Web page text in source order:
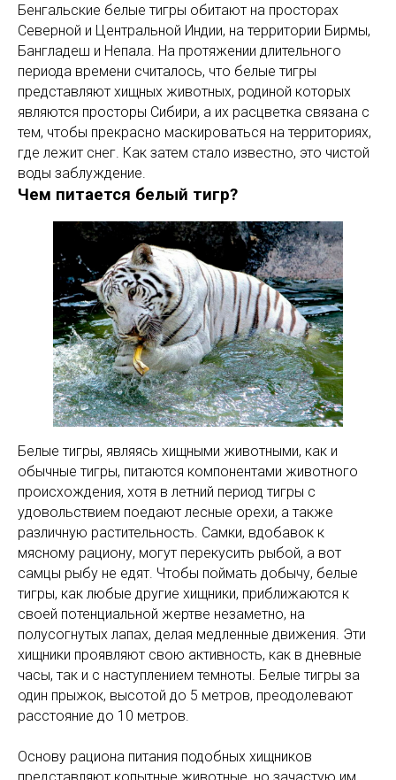
Бенгальские белые тигры обитают на просторах
Северной и Центральной Индии, на территории Бирмы,
Бангладеш и Непала. На протяжении длительного
периода времени считалось, что белые тигры
представляют хищных животных, родиной которых
являются просторы Сибири, а их расцветка связана с
тем, чтобы прекрасно маскироваться на территориях,
где лежит снег. Как затем стало известно, это чистой
воды заблуждение.
Чем питается белый тигр?
Белые тигры, являясь хищными животными, как и
обычные тигры, питаются компонентами животного
происхождения, хотя в летний период тигры с
удовольствием поедают лесные орехи, а также
различную растительность. Самки, вдобавок к
мясному рациону, могут перекусить рыбой, а вот
самцы рыбу не едят. Чтобы поймать добычу, белые
тигры, как любые другие хищники, приближаются к
своей потенциальной жертве незаметно, на
полусогнутых лапах, делая медленные движения. Эти
хищники проявляют свою активность, как в дневные
часы, так и с наступлением темноты. Белые тигры за
один прыжок, высотой до 5 метров, преодолевают
расстояние до 10 метров.
Основу рациона питания подобных хищников
представляют копытные животные, но зачастую им